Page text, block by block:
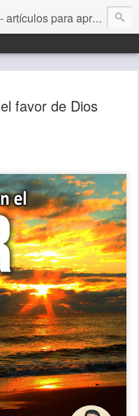
- artículos para aprender a vivir mejor, un día a la vez. Por Juan C Quintero
favor de Dios